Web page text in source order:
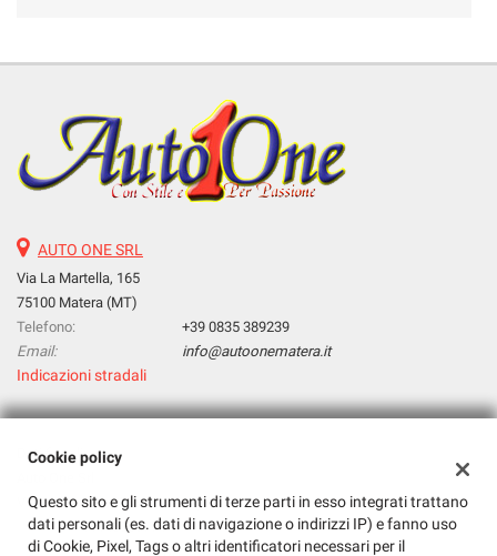
AUTO ONE SRL
Via La Martella, 165
75100 Matera (MT)
Telefono:
+39 0835 389239
Email:
info@autoonematera.it
Indicazioni stradali
Dati fiscali:
Via La Martella, 165, Matera (MT)
C.F/P.IVA:01143030771
Registro delle imprese:MT
Cookie policy
Questo sito e gli strumenti di terze parti in esso integrati trattano
dati personali (es. dati di navigazione o indirizzi IP) e fanno uso
di Cookie, Pixel, Tags o altri identificatori necessari per il